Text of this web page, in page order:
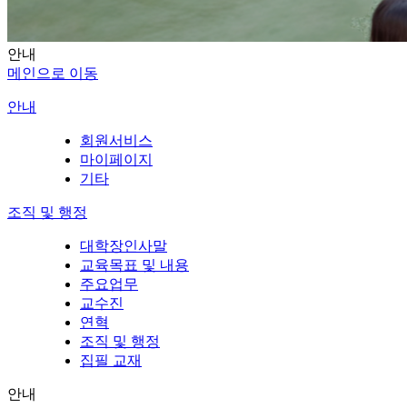
안내
메인으로 이동
안내
회원서비스
마이페이지
기타
조직 및 행정
대학장인사말
교육목표 및 내용
주요업무
교수진
연혁
조직 및 행정
집필 교재
안내